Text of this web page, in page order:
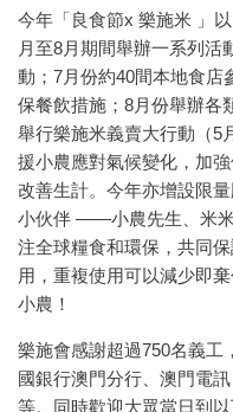
今年「良食節x 樂施米 」
月至8月期間舉辦一系列活
動；7月份約40間本地食店
保餐飲措施；8月份舉辦各
舉行樂施米義賣大行動（5
援小農應對氣候變化，加
改善生計。今年亦增設限
小伙伴 ——小農先生、米
注全球糧食和環保，共同
用，重複使用可以減少即
小農！
樂施會感謝超過750名義工
國銀行澳門分行、澳門電
等。同時歡迎大眾當日到